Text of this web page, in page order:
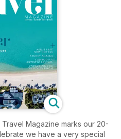
Magazine marks our 20-
we have a very special